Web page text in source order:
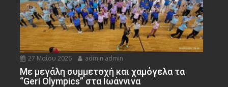
27 Μαΐου 2026 admin admin
Με μεγάλη συμμετοχή και χαμόγελα τα
“Geri Olympics” στα Ιωάννινα